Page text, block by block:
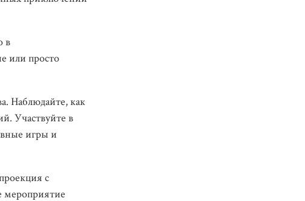
в
или просто
Наблюдайте, как
Участвуйте в
игры и
с
мероприятие